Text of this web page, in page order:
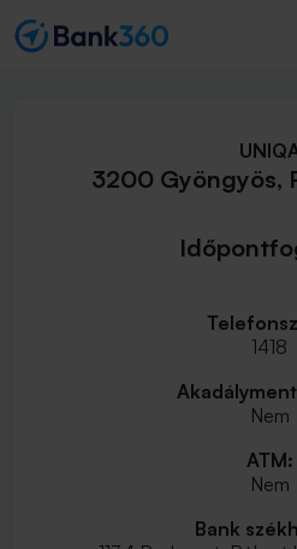
3200 Gyöngyös,
1418
Nem
ATM:
Nem
Bank